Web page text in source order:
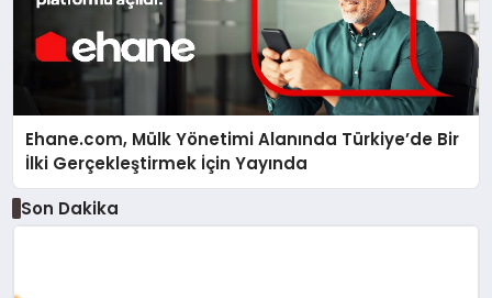
Ehane.com, Mülk Yönetimi Alanında Türkiye’de Bir
İlki Gerçekleştirmek İçin Yayında
Son Dakika